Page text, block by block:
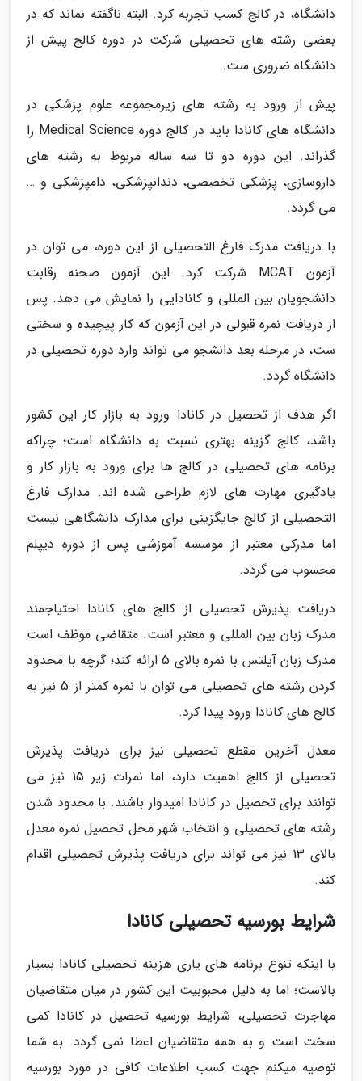
دانشگاه، در کالج کسب تجربه کرد. البته ناگفته نماند که در
بعضی رشته های تحصیلی شرکت در دوره کالج پیش از
دانشگاه ضروری ست.
پیش از ورود به رشته های زیرمجموعه علوم پزشکی در
دانشگاه های کانادا باید در کالج دوره Medical Science را
گذراند. این دوره دو تا سه ساله مربوط به رشته های
داروسازی، پزشکی تخصصی، دندانپزشکی، دامپزشکی و …
می گردد.
با دریافت مدرک فارغ التحصیلی از این دوره، می توان در
آزمون MCAT شرکت کرد. این آزمون صحنه رقابت
دانشجویان بین المللی و کانادایی را نمایش می دهد. پس
از دریافت نمره قبولی در این آزمون که کار پیچیده و سختی
ست، در مرحله بعد دانشجو می تواند وارد دوره تحصیلی در
دانشگاه گردد.
اگر هدف از تحصیل در کانادا ورود به بازار کار این کشور
باشد، کالج گزینه بهتری نسبت به دانشگاه است؛ چراکه
برنامه های تحصیلی در کالج ها برای ورود به بازار کار و
یادگیری مهارت های لازم طراحی شده اند. مدارک فارغ
التحصیلی از کالج جایگزینی برای مدارک دانشگاهی نیست
اما مدرکی معتبر از موسسه آموزشی پس از دوره دیپلم
محسوب می گردد.
دریافت پذیرش تحصیلی از کالج های کانادا احتیاجمند
مدرک زبان بین المللی و معتبر است. متقاضی موظف است
مدرک زبان آیلتس با نمره بالای 5 ارائه کند؛ گرچه با محدود
کردن رشته های تحصیلی می توان با نمره کمتر از 5 نیز به
کالج های کانادا ورود پیدا کرد.
معدل آخرین مقطع تحصیلی نیز برای دریافت پذیرش
تحصیلی از کالج اهمیت دارد، اما نمرات زیر 15 نیز می
توانند برای تحصیل در کانادا امیدوار باشند. با محدود شدن
رشته های تحصیلی و انتخاب شهر محل تحصیل نمره معدل
بالای 13 نیز می تواند برای دریافت پذیرش تحصیلی اقدام
کند.
شرایط بورسیه تحصیلی کانادا
با اینکه تنوع برنامه های یاری هزینه تحصیلی کانادا بسیار
بالاست؛ اما به دلیل محبوبیت این کشور در میان متقاضیان
مهاجرت تحصیلی، شرایط بورسیه تحصیل در کانادا کمی
سخت است و به همه متقاضیان اعطا نمی گردد. به شما
توصیه میکنم جهت کسب اطلاعات کافی در مورد بورسیه